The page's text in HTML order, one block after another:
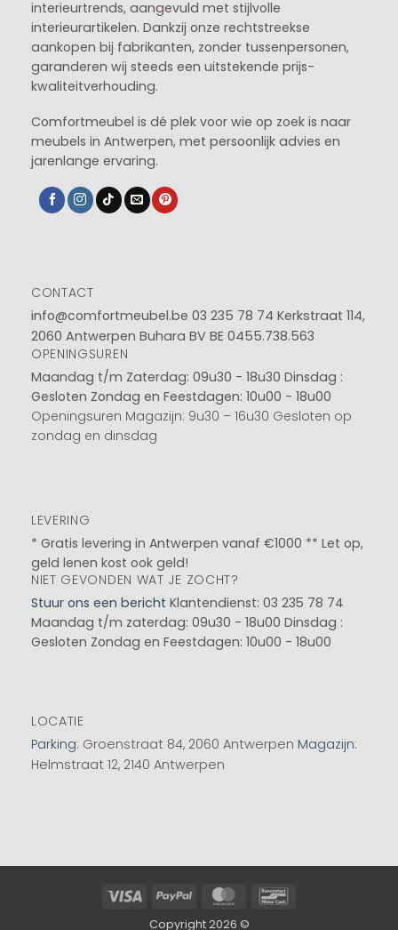
interieurtrends, aangevuld met stijlvolle
interieurartikelen. Dankzij onze rechtstreekse
aankopen bij fabrikanten, zonder tussenpersonen,
garanderen wij steeds een uitstekende prijs-
kwaliteitverhouding.
Comfortmeubel is dé plek voor wie op zoek is naar
meubels in Antwerpen, met persoonlijk advies en
jarenlange ervaring.
CONTACT
info@comfortmeubel.be 03 235 78 74 Kerkstraat 114,
2060 Antwerpen Buhara BV BE 0455.738.563
OPENINGSUREN
Maandag t/m Zaterdag: 09u30 - 18u30 Dinsdag :
Gesloten Zondag en Feestdagen: 10u00 - 18u00
Openingsuren Magazijn: 9u30 – 16u30 Gesloten op
zondag en dinsdag
LEVERING
* Gratis levering in Antwerpen vanaf €1000 ** Let op,
geld lenen kost ook geld!
NIET GEVONDEN WAT JE ZOCHT?
Stuur ons een bericht Klantendienst: 03 235 78 74
Maandag t/m zaterdag: 09u30 - 18u00 Dinsdag :
Gesloten Zondag en Feestdagen: 10u00 - 18u00
LOCATIE
Parking: Groenstraat 84, 2060 Antwerpen Magazijn:
Helmstraat 12, 2140 Antwerpen
Visa PayPal MasterCard
Copyright 2026 ©